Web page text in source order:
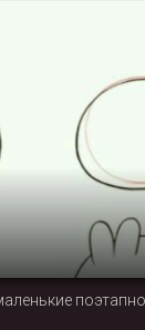
поэтапно